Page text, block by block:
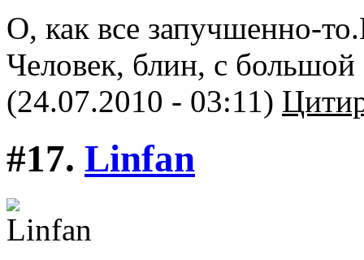
О, как все запучшенно-
Человек, блин, с
(24.07.2010 - 03:11)
#17. Linfan